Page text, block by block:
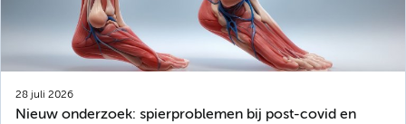
28 juli 2026
Nieuw onderzoek: spierproblemen bij post-covid en